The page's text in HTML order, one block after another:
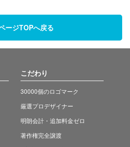
ージTOPへ戻る
こだわり
30000個のロゴマーク
厳選プロデザイナー
明朗会計・追加料金ゼロ
著作権完全譲渡